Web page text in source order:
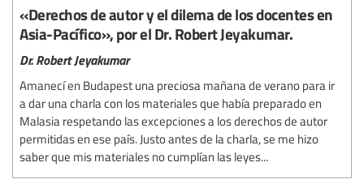
«Derechos de autor y el dilema de los docentes en
Asia-Pacífico», por el Dr. Robert Jeyakumar.
Dr. Robert Jeyakumar
Amanecí en Budapest una preciosa mañana de verano para ir
a dar una charla con los materiales que había preparado en
Malasia respetando las excepciones a los derechos de autor
permitidas en ese país. Justo antes de la charla, se me hizo
saber que mis materiales no cumplían las leyes...